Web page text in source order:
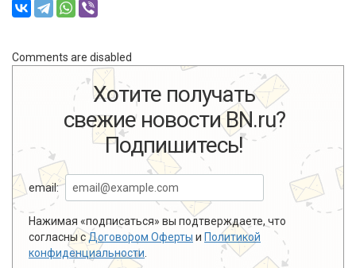
Comments are disabled
Хотите получать
свежие новости BN.ru?
Подпишитесь!
email:
Нажимая «подписаться» вы подтверждаете, что
согласны сДоговором Оферты и Политикой
конфиденциальности